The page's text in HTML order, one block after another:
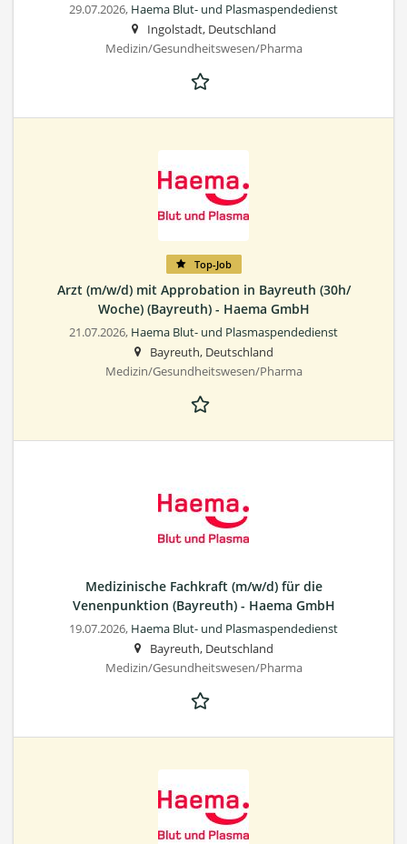
29.07.2026, Haema Blut- und Plasmaspendedienst
Ingolstadt, Deutschland
Medizin/Gesundheitswesen/Pharma
Top-Job
Arzt (m/w/d) mit Approbation in Bayreuth (30h/
Woche) (Bayreuth) - Haema GmbH
21.07.2026, Haema Blut- und Plasmaspendedienst
Bayreuth, Deutschland
Medizin/Gesundheitswesen/Pharma
Medizinische Fachkraft (m/w/d) für die
Venenpunktion (Bayreuth) - Haema GmbH
19.07.2026, Haema Blut- und Plasmaspendedienst
Bayreuth, Deutschland
Medizin/Gesundheitswesen/Pharma